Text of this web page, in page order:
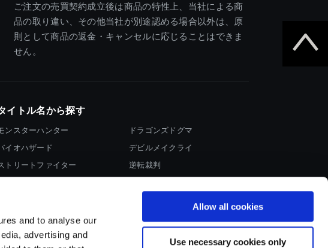
and to analyse our
advertising and
Allow all cookies
Use necessary cookies only
ご注文の売買契約成立後は商品の特性上、当社による商
品の取り違い、その他当社が別途認める場合以外は、原
則として商品の返金・キャンセルに応じることはできま
せん。
イトル名から探す
ンスターハンター
イオハザード
トリートファイター
ドラゴンズドグマ
デビルメイクライ
逆転裁判